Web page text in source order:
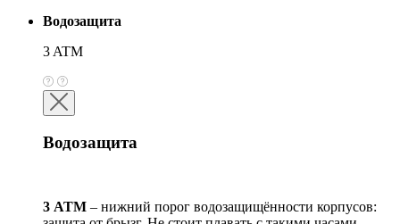
Водозащита
3 ATM
Водозащита
3 АТМ – нижний порог водозащищённости корпусов: